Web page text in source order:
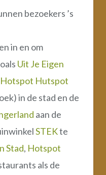
bezoekers ’s
in en om
Uit Je Eigen
Hotspot Hutspot
in de stad en de
aan de
STEKte
Stad, Hotspot
als de